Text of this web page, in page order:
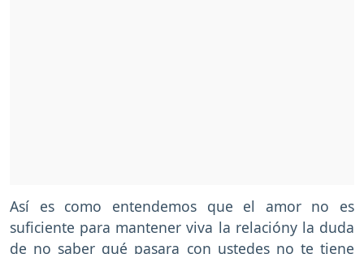
Así es como entendemos que el amor no es
suficiente para mantener viva la relacióny la duda
de no saber qué pasara con ustedes no te tiene